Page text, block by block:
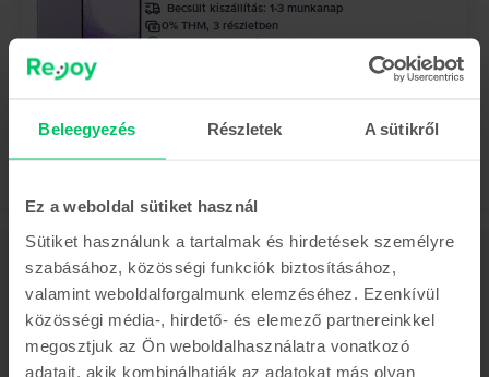
Beleegyezés Részletek A sütikről
Ez a weboldal sütiket használ
Sütiket használunk a tartalmak és hirdetések személyre
szabásához, közösségi funkciók biztosításához,
valamint weboldalforgalmunk elemzéséhez. Ezenkívül
közösségi média-, hirdető- és elemező partnereinkkel
megosztjuk az Ön weboldalhasználatra vonatkozó
adatait, akik kombinálhatják az adatokat más olyan
Becsült kiszállítás: 1-3 munkanap
0% THM, 3 részletben
Megtakarítás az újhoz képest: 87.010 Ft
Leírás
Mobiltelefon Samsung Galaxy S23 Plus 5G Dual Sim, Phantom Black,
A Galaxy S23 Plus 5G Dual Sim a Samsung által 2023-ban bevezetett három
modelles sorozat része, a Galaxy S23 5G Dual Sim és a Galaxy S23 Ultra 5G